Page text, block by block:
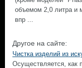
объемом 2,0 литра и
впр ...
Другое на сайте:
Чистка изделий из
Осуществляется, как